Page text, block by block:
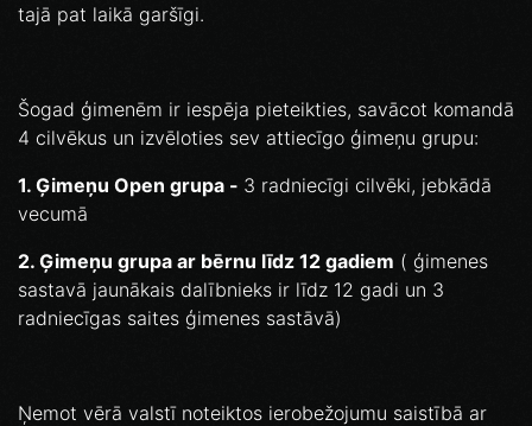
tajā pat laikā garšīgi.
Šogad ģimenēm ir iespēja pieteikties, savācot komandā
4 cilvēkus un izvēloties sev attiecīgo ģimeņu grupu:
1. Ģimeņu Open grupa - 3 radniecīgi cilvēki, jebkādā
vecumā
2. Ģimeņu grupa ar bērnu līdz 12 gadiem ( ģimenes
sastavā jaunākais dalībnieks ir līdz 12 gadi un 3
radniecīgas saites ģimenes sastāvā)
Ņemot vērā valstī noteiktos ierobežojumu saistībā ar